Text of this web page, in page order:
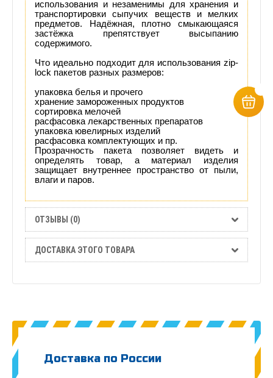
использования и незаменимы для хранения и
транспортировки сыпучих веществ и мелких
предметов. Надёжная, плотно смыкающаяся
застёжка препятствует высыпанию
содержимого.
Что идеально подходит для использования zip-
lock пакетов разных размеров:
упаковка белья и прочего
хранение замороженных продуктов
сортировка мелочей
расфасовка лекарственных препаратов
упаковка ювелирных изделий
расфасовка комплектующих и пр.
Прозрачность пакета позволяет видеть и
определять товар, а материал изделия
защищает внутреннее пространство от пыли,
влаги и паров.
ОТЗЫВЫ (0)
ДОСТАВКА ЭТОГО ТОВАРА
Доставка по России